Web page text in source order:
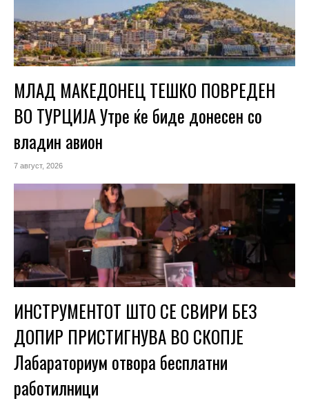
МЛАД МАКЕДОНЕЦ ТЕШКО ПОВРЕДЕН
ВО ТУРЦИЈА Утре ќе биде донесен со
владин авион
7 август, 2026
ИНСТРУМЕНТОТ ШТО СЕ СВИРИ БЕЗ
ДОПИР ПРИСТИГНУВА ВО СКОПЈЕ
Лабараториум отвора бесплатни
работилници